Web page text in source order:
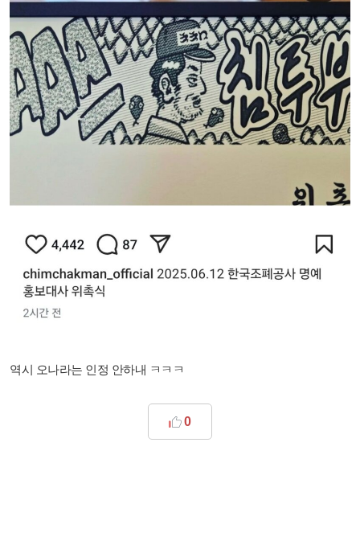
역시 오나라는 인정 안하내 ㅋㅋㅋ
0